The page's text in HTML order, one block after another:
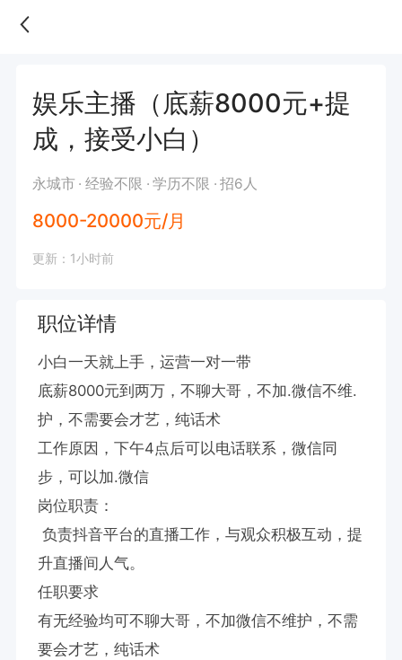
娱乐主播（底薪8000元+提
成，接受小白）
永城市 经验不限 学历不限 招6人
8000-20000元/月
更新：1小时前
职位详情
小白一天就上手，运营一对一带
底薪8000元到两万，不聊大哥，不加.微信不维.
护，不需要会才艺，纯话术
工作原因，下午4点后可以电话联系，微信同
步，可以加.微信
岗位职责：
负责抖音平台的直播工作，与观众积极互动，提
升直播间人气。
任职要求
有无经验均可不聊大哥，不加微信不维护，不需
要会才艺，纯话术